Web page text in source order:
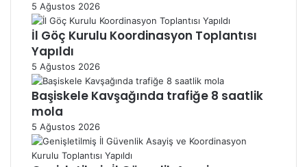
5 Ağustos 2026
İl Göç Kurulu Koordinasyon Toplantısı
Yapıldı
5 Ağustos 2026
Başiskele Kavşağında trafiğe 8 saatlik
mola
5 Ağustos 2026